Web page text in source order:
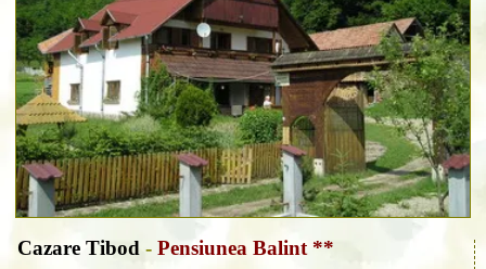
Cazare Tibod - Pensiunea Balint **